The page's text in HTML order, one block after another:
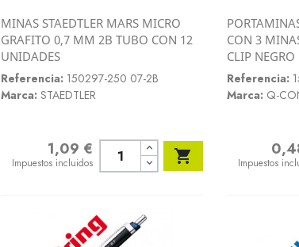
Vista rápida
MINAS STAEDTLER MARS MICRO
GRAFITO 0,7 MM 2B TUBO CON 12
UNIDADES
Referencia: 150297-250 07-2B
Marca: STAEDTLER
1,09 €
Impuestos incluidos 
CON 3
CLIP NEGRO
Referencia:
Marca: Q-
Impuestos